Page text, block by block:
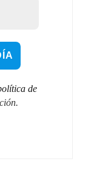
de